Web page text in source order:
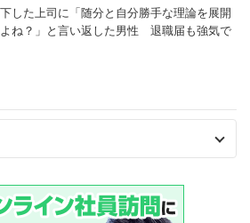
の場合は、エンジニア向けの福利厚
業が多いですね。いまエンジニアは
で、人材獲得のためのアピールや
っていただく企業もあります。実
活が不規則な方も多いので、健康面
も聞きます。
資的に健康に良いことをして病気の
う考え方が浸透しています。背景に
した上司に「随分と自分勝手な理論を展開
ね？」と言い返した男性 退職届も強気で